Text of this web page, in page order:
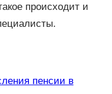
происходит и
пенсии в